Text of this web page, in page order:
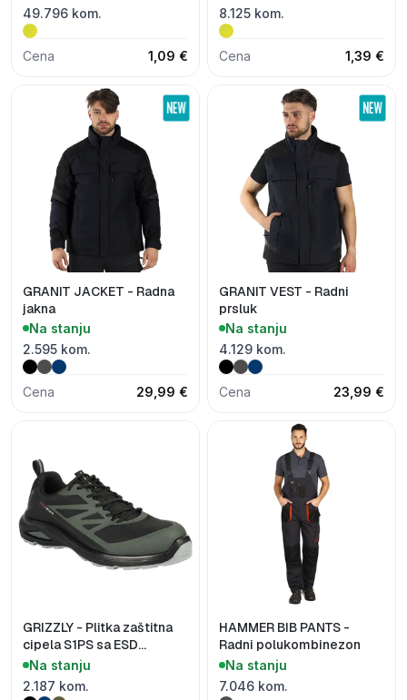
49.796 kom.
Cena 1,09 €
8.125 kom.
Cena 1,39 €
GRANIT JACKET - Radna
jakna
Na stanju
2.595 kom.
Cena 29,99 €
GRANIT VEST - Radni
prsluk
Na stanju
4.129 kom.
Cena 23,99 €
GRIZZLY - Plitka zaštitna
cipela S1PS sa ESD
funkcijom
Na stanju
2.187 kom.
HAMMER BIB PANTS -
Radni polukombinezon
Na stanju
7.046 kom.